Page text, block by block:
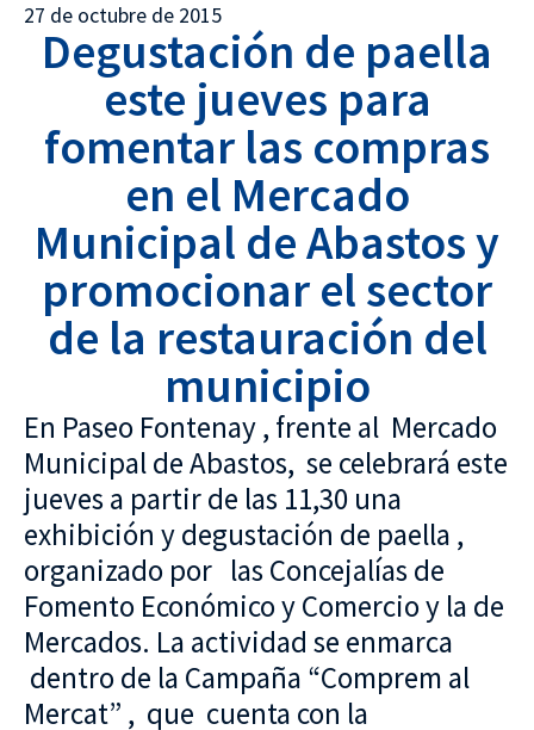
27 de octubre de 2015
Degustación de paella
este jueves para
fomentar las compras
en el Mercado
Municipal de Abastos y
promocionar el sector
de la restauración del
municipio
En Paseo Fontenay , frente al Mercado
Municipal de Abastos, se celebrará este
jueves a partir de las 11,30 una
exhibición y degustación de paella ,
organizado por las Concejalías de
Fomento Económico y Comercio y la de
Mercados. La actividad se enmarca
dentro de la Campaña “Comprem al
Mercat” , que cuenta con la